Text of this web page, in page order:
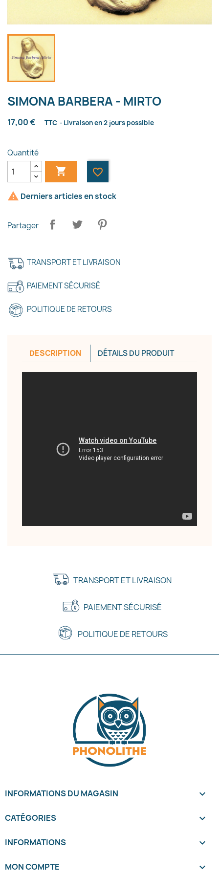
SIMONA BARBERA - MIRTO
17,00 € TTC Livraison en 2 jours possible
Quantité
 favorite_border
 Derniers articles en stock
Partager
TRANSPORT ET LIVRAISON
PAIEMENT SÉCURISÉ
POLITIQUE DE RETOURS
DESCRIPTION DÉTAILS DU PRODUIT
Créer une liste d'envies
TRANSPORT ET LIVRAISON
PAIEMENT SÉCURISÉ
POLITIQUE DE RETOURS
INFORMATIONS DU MAGASIN keyboard_arrow_down
CATÉGORIES 
INFORMATIONS 
MON COMPTE 